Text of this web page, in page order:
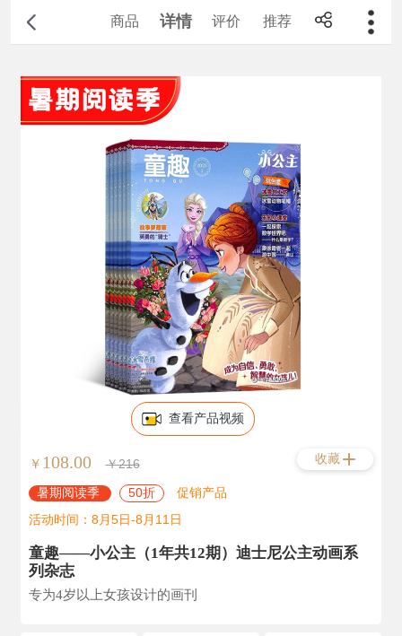
商品 详情 评价 推荐
查看产品视频
￥ 108.00 ￥216 收藏
暑期阅读季 50折 促销产品
活动时间：8月5日-8月11日
童趣——小公主（1年共12期）迪士尼公主动画系
列杂志
专为4岁以上女孩设计的画刊